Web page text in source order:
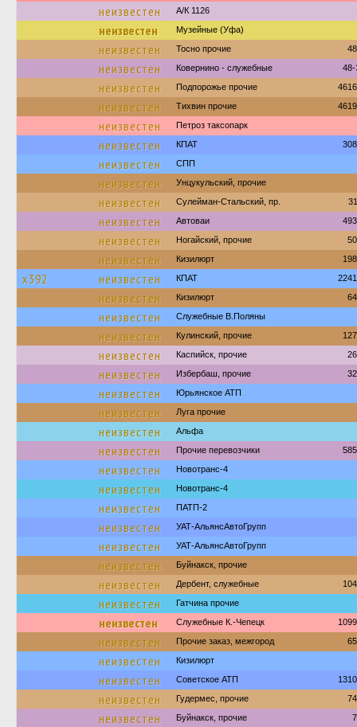
неизвестен А/К 1126
неизвестен Музейные (Уфа)
неизвестен Тосно прочие
неизвестен Ковернино - служебные
неизвестен Подпорожье прочие
неизвестен Тихвин прочие
неизвестен Петроз таксопарк
неизвестен КПАТ
неизвестен СПП
неизвестен Унцукульский, прочие
неизвестен Сулейман-Стальский, пр.
неизвестен Автоваи
неизвестен Ногайский, прочие
неизвестен Кизилюрт
х392 неизвестен КПАТ
неизвестен Кизилюрт
неизвестен Служебные В.Поляны
неизвестен Кулинский, прочие
неизвестен Каспийск, прочие
неизвестен Избербаш, прочие
неизвестен Юрьянское АТП
неизвестен Луга прочие
неизвестен Альфа
неизвестен Прочие перевозчики
неизвестен Новотранс-4
неизвестен Новотранс-4
неизвестен ПАТП-2
неизвестен УАТ-АльянсАвтоГрупп
неизвестен УАТ-АльянсАвтоГрупп
неизвестен Буйнакск, прочие
неизвестен Дербент, служебные
неизвестен Гатчина прочие
неизвестен Служебные К.-Чепецк
неизвестен Прочие заказ, межгород
неизвестен Кизилюрт
неизвестен Советское АТП
неизвестен Гудермес, прочие
неизвестен Буйнакск, прочие